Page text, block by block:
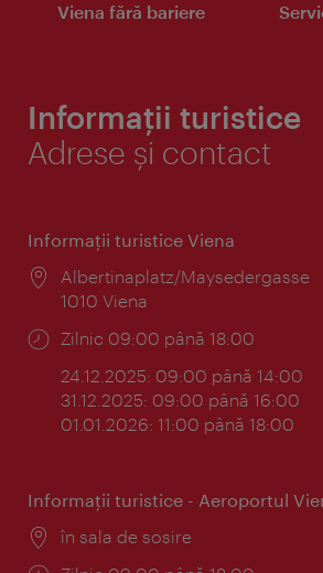
Viena fără bariere
Informații turistice
Adrese și contact
Informaţii turistice Viena
Locul:
Albertinaplatz/Maysedergasse
1010 Viena
Program:
Zilnic 09:00 până 18:00
24.12.2025: 09:00 până 14:00
31.12.2025: 09:00 până 16:00
01.01.2026: 11:00 până 18:00
Informaţii turistice - Aeroportul
Locul:
în sala de sosire